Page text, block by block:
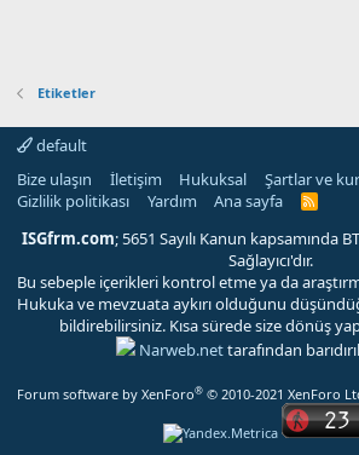
Etiketler
default
Bize ulaşın
İletişim Hukuksal
Şartlar ve
Gizlilik politikası
Yardım Ana sayfa
R
S
ISGfrm.com; 5651 Sayılı Kanun kapsamında
Sağlayıcı'dır.
Bu sebeple içerikleri kontrol etme ya da
Hukuka ve mevzuata aykırı olduğunu
bildirebilirsiniz. Kısa sürede size dönüş
Narweb.nettarafından
Forum software by XenForo® © 2010-2021 XenForo